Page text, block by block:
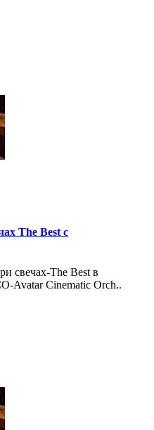
The Best с
свечах-The Best в
Avatar Cinematic Orch..